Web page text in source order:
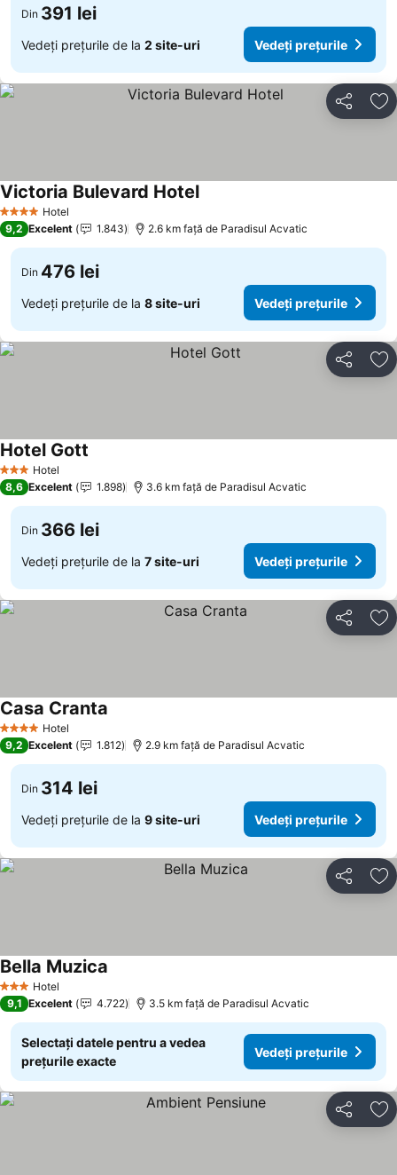
Din 391 lei
Vedeți prețurile de la 2 site-uri Vedeți prețurile
Distribuiți
4 Stele Hotel
Victoria Bulevard Hotel
9,2 Excelent 1.843 2.6 km faţă de Paradisul Acvatic
Din 476 lei
Vedeți prețurile de la 8 site-uri Vedeți prețurile
Distribuiți
3 SteleHotel
Hotel Gott
8,6 Excelent 1.898 3.6 km faţă de Paradisul Acvatic
Din 366 lei
Vedeți prețurile de la 7 site-uri Vedeți prețurile
Distribuiți
4 Stele Hotel
Casa Cranta
9,2 Excelent 1.812 2.9 km faţă de Paradisul Acvatic
Din 314 lei
Vedeți prețurile de la 9 site-uri Vedeți prețurile
Distribuiți
3 SteleHotel
Bella Muzica
9,1 Excelent 4.722 3.5 km faţă de Paradisul Acvatic
Selectați datele pentru a vedea
prețurile exacte
Vedeți prețurile
Distribuiți